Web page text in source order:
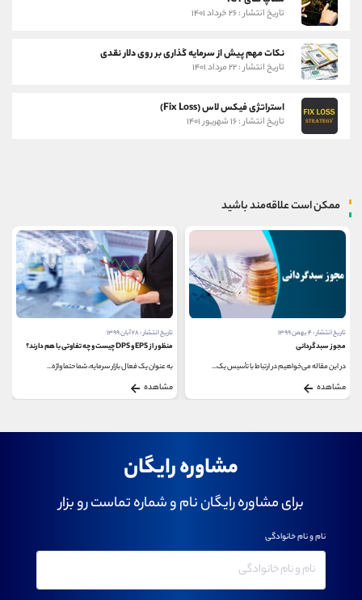
تاریخ انتشار : ۲۶ خرداد ۱۴۰۱
نکات مهم پیش از سرمایه گذاری بر روی دلار نقدی
تاریخ انتشار : ۲۲ مرداد ۱۴۰۱
استراتژی فیکس لاس (Fix Loss)
تاریخ انتشار : ۱۶ شهریور ۱۴۰۱
ممکن است علاقه‌مند باشید
تاریخ انتشار : ۴ بهمن ۱۳۹۹
مجوز سبدگردانی
در این مقاله می‌خواهیم در ارتباط با تأسیس یک...
مشاهده
تاریخ انتشار : ۲۸ آبان ۱۳۹۹
منظور از EPS و DPS چیست و چه تفاوتی با هم دارند؟
به عنوان یک فعال بازار سرمایه، شما حتما واژه...
مشاهده
مشاوره رایگان
برای مشاوره رایگان نام و شماره تماست رو بزار
نام و نام خانوادگی